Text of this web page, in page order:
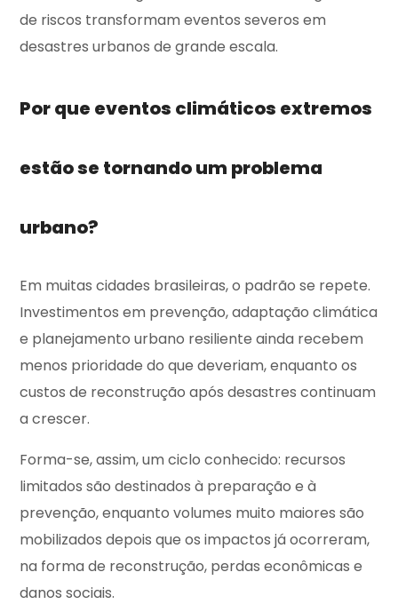
de riscos transformam eventos severos em
desastres urbanos de grande escala.
Por que eventos climáticos extremos
estão se tornando um problema
urbano?
Em muitas cidades brasileiras, o padrão se repete.
Investimentos em prevenção, adaptação climática
e planejamento urbano resiliente ainda recebem
menos prioridade do que deveriam, enquanto os
custos de reconstrução após desastres continuam
a crescer.
Forma-se, assim, um ciclo conhecido: recursos
limitados são destinados à preparação e à
prevenção, enquanto volumes muito maiores são
mobilizados depois que os impactos já ocorreram,
na forma de reconstrução, perdas econômicas e
danos sociais.